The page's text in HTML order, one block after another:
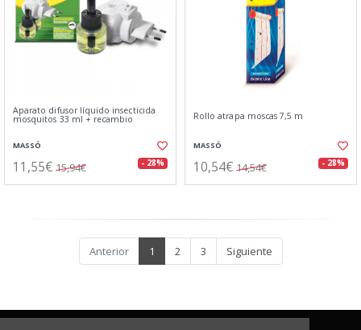
Aparato difusor líquido insecticida
mosquitos 33 ml + recambio
MASSÓ
11,55€ 15,94€ - 28%
Rollo atrapa moscas 7,5 m
MASSÓ
10,54€ 14,54€ - 28%
Anterior 1 2 3 Siguiente